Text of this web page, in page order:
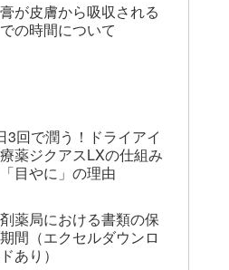
が皮膚から吸収される
の時間について
3回で潤う！ドライアイ
薬ジクアスLXの仕組み
目やに」の理由
薬局における書類の保
間（エクセルダウンロ
あり）